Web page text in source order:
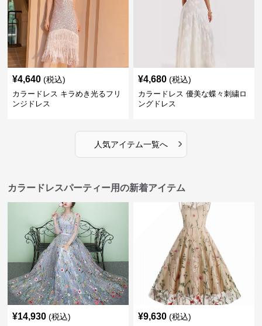
¥4,640 (税込)
カラードレス キラめき光るフリ
ンジドレス
¥4,680 (税込)
カラードレス 優美な蝶々刺繍ロ
ングドレス
人気アイテム一覧へ ›
カラードレスパーティー用の新着アイテム
¥14,930 (税込) ¥9,630 (税込)